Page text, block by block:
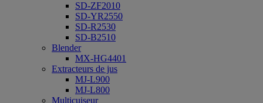
SD-ZF2010
SD-YR2550
SD-R2530
SD-B2510
Blender
MX-HG4401
Extracteurs de jus
MJ-L900
MJ-L800
Multicuiseur